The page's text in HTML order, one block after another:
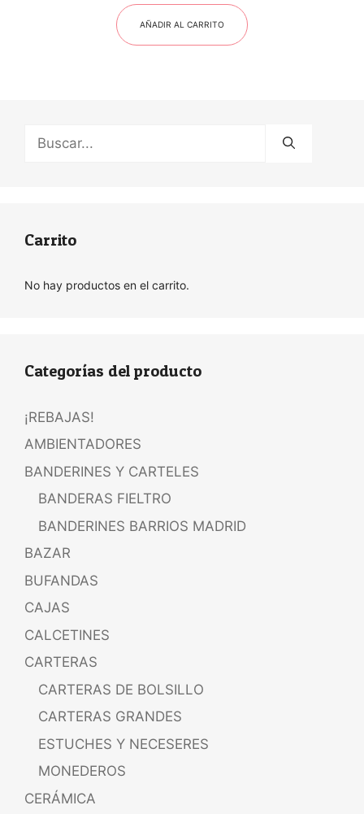
AÑADIR AL CARRITO
Carrito
No hay productos en el carrito.
Categorías del producto
¡REBAJAS!
AMBIENTADORES
BANDERINES Y CARTELES
BANDERAS FIELTRO
BANDERINES BARRIOS MADRID
BAZAR
BUFANDAS
CAJAS
CALCETINES
CARTERAS
CARTERAS DE BOLSILLO
CARTERAS GRANDES
ESTUCHES Y NECESERES
MONEDEROS
CERÁMICA